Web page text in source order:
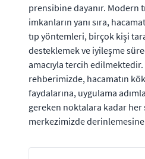
prensibine dayanır. Modern
imkanların yanı sıra,
tıp yöntemleri, birçok kişi
desteklemek ve iyileşme
amacıyla tercih edilmektedir.
rehberimizde, hacamatın
faydalarına, uygulama
gereken noktalara kadar her
merkezimizde derinlemesine